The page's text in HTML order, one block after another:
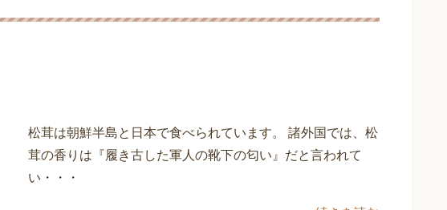
松茸は朝鮮半島と日本で食べられています。 諸外国では、松
茸の香りは『履き古した軍人の靴下の匂い』だと言われて
い・・・